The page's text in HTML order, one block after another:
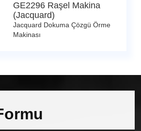
GE2296 Raşel Makina
(Jacquard)
Jacquard Dokuma Çözgü Örme
Makinası